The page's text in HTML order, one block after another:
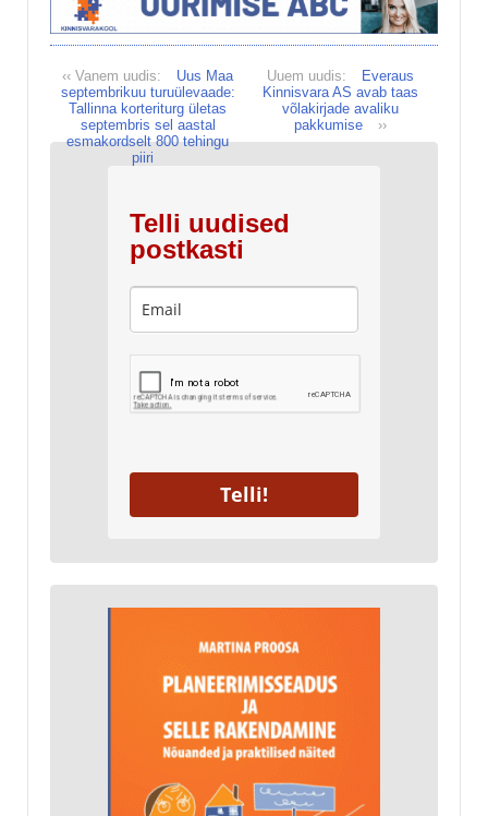
Uuem uudis:
Everaus
Kinnisvara AS avab taas
võlakirjade avaliku
pakkumise
››
‹‹ Vanem uudis:
Uus Maa
septembrikuu turuülevaade:
Tallinna korteriturg ületas
septembris sel aastal
esmakordselt 800 tehingu
piiri
Telli uudised
postkasti
Telli!